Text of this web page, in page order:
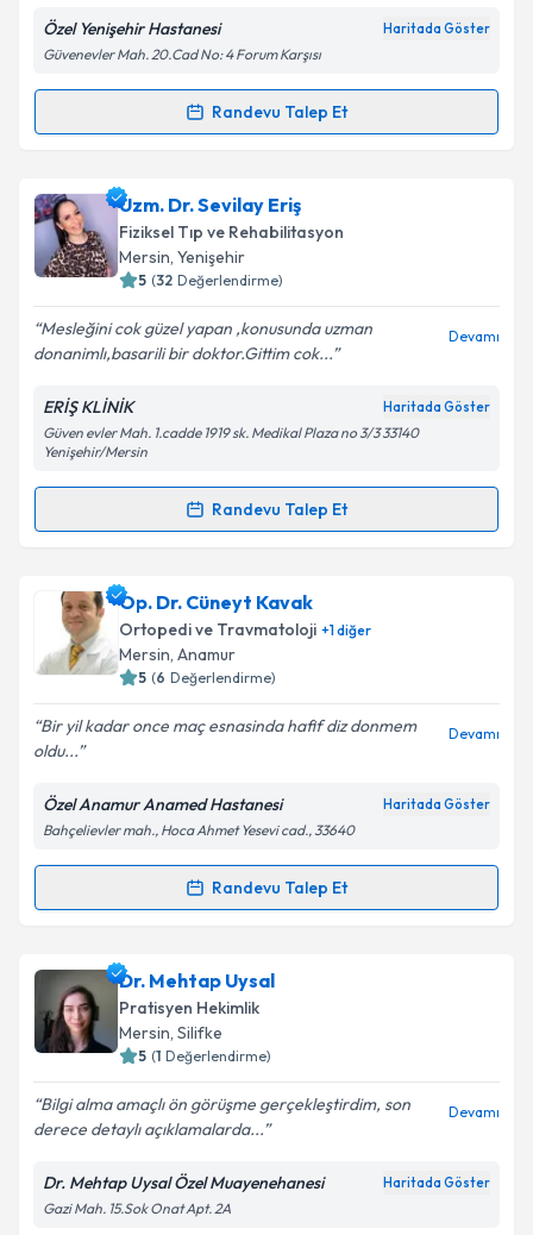
Kişisel verilerimin işlenmesine ilişkin
Metni'ni okudum ve kişisel verilerimin belirtilen
kapsamda işlenmesini kabul ediyorum.
Özel Yenişehir Hastanesi Haritada Göster
Güvenevler Mah. 20.Cad No: 4 Forum Karşısı
Randevu Talep Et
Randevu Takvimi Talebi
Doç. Dr. Vasfiye Burcu Albay
talebi oluşturun. Size bu uzmandan randevu almanız
için bir takvim hazırlandığında e-posta ile
bilgilendireceğiz.
E-posta Adresiniz
Kişisel verilerimin işlenmesine ilişkinAydınlatma
Metni
kapsamda işlenmesini kabul ediyorum.
Uzm. Dr. Sevilay Eriş
Fiziksel Tıp ve Rehabilitasyon
Mersin, Yenişehir
5 (32 Değerlendirme)
Mesleğini cok güzel yapan ,konusunda uzman
donanimlı,basarili bir doktor.Gittim cok...
Devamı
ERİŞ KLİNİK Haritada Göster
Güven evler Mah. 1.cadde 1919 sk. Medikal Plaza no 3/3 33140
Yenişehir/Mersin
Randevu Talep Et
Randevu Takvimi Talebi
Uzm. Dr. Sevilay Erişiçin randevu takvimi talebi
oluşturun. Size bu uzmandan randevu almanız için bir
takvim hazırlandığında e-posta ile bilgilendireceğiz.
Kişisel verilerimin işlenmesine ilişkin
Aydınlatma
Metni'ni okudum ve kişisel verilerimin belirtilen
kapsamda işlenmesini kabul ediyorum.
Op. Dr. Cüneyt Kavak
Ortopedi ve Travmatoloji +1diğer
Mersin, Anamur
5 (6 Değerlendirme)
Bir yil kadar once maç esnasinda hafif diz donmem
oldu...
Devamı
Özel Anamur Anamed Hastanesi Haritada Göster
Bahçelievler mah., Hoca Ahmet Yesevi cad., 33640
Randevu Talep Et
Randevu Takvimi Talebi
Op. Dr. Cüneyt Kavakiçin randevu takvimi talebi
oluşturun. Size bu uzmandan randevu almanız için bir
takvim hazırlandığında e-posta ile bilgilendireceğiz.
Kişisel verilerimin işlenmesine ilişkin
Aydınlatma
Metni'ni okudum ve kişisel verilerimin belirtilen
Dr. Mehtap Uysal
Pratisyen Hekimlik
Mersin, Silifke
5 (1 Değerlendirme)
Bilgi alma amaçlı ön görüşme gerçekleştirdim, son
derece detaylı açıklamalarda...
Devamı
Dr. Mehtap Uysal Özel Muayenehanesi Haritada Göster
Gazi Mah. 15.Sok Onat Apt. 2A